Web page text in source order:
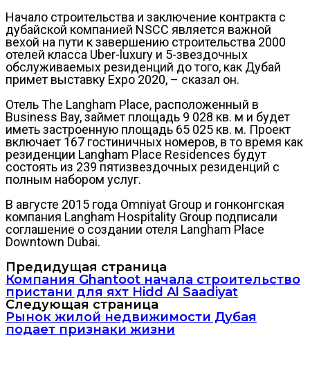
Начало строительства и заключение контракта с
дубайской компанией NSCC является важной
вехой на пути к завершению строительства 2000
отелей класса Uber-luxury и 5-звездочных
обслуживаемых резиденций до того, как Дубай
примет выставку Expo 2020, – сказал он.
Отель The Langham Place, расположенный в
Business Bay, займет площадь 9 028 кв. м и будет
иметь застроенную площадь 65 025 кв. м. Проект
включает 167 гостиничных номеров, в то время как
резиденции Langham Place Residences будут
состоять из 239 пятизвездочных резиденций с
полным набором услуг.
В августе 2015 года Omniyat Group и гонконгская
компания Langham Hospitality Group подписали
соглашение о создании отеля Langham Place
Downtown Dubai.
Предидущая страница
Компания Ghantoot начала строительство
пристани для яхт Hidd Al Saadiyat
Следующая страница
Рынок жилой недвижимости Дубая
подает признаки жизни